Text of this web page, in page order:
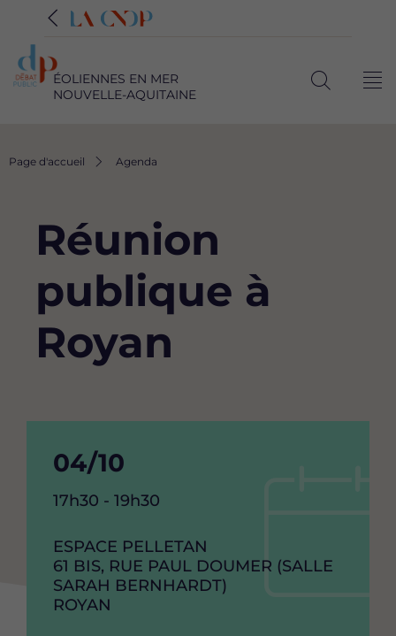
ÉOLIENNES EN MER
NOUVELLE-AQUITAINE
Fil
Page d'accueil Agenda
Réunion
publique à
Royan
Date
de
de
l'événement
04/10
Heure
l'événement
17h30 - 19h30
RAISON
SOCIAL
ESPACE PELLETAN
ADRESSE
61 BIS, RUE PAUL DOUMER (SALLE
SARAH BERNHARDT)
VILLE
ROYAN